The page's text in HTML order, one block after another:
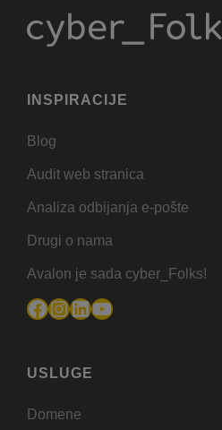
INSPIRACIJE
Blog
Audit web stranica
Analiza odbijanja e-pošte
Drugi o nama
Avalon je sada cyber_Folks!
Facebook
Instagram
LinkedIn
YouTube
USLUGE
Domene